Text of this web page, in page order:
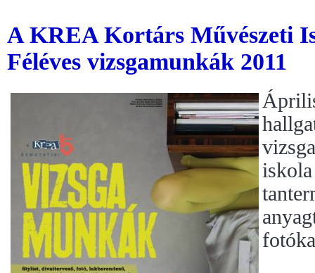
A KREA Kortárs Művészeti
Féléves vizsgamunkák 2011